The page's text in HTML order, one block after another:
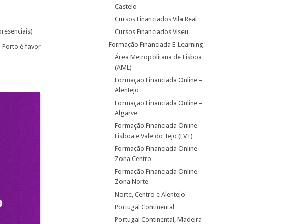
Porto é favor
Castelo
Cursos Financiados Vila Real
Cursos Financiados Viseu
Formação Financiada E-Learning
Área Metropolitana de Lisboa
(AML)
Formação Financiada Online –
Alentejo
Formação Financiada Online –
Algarve
Formação Financiada Online –
Lisboa e Vale do Tejo (LVT)
Formação Financiada Online
Zona Centro
Formação Financiada Online
Zona Norte
Norte, Centro e Alentejo
Portugal Continental
Portugal Continental, Madeira